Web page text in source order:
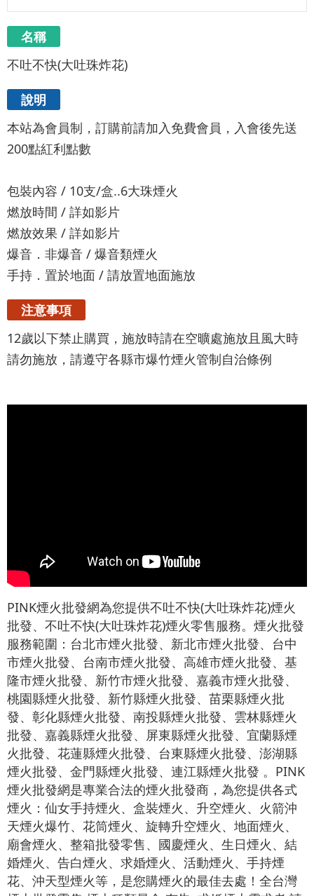
名稱
不吐不快(大吐珠炸花)
說明
本站為會員制，訂購前請加入免費會員，入會後先送
200點紅利點數
包裝內容 / 10支/盒..6大珠煙火
燃放時間 / 詳如影片
燃放效果 / 詳如影片
爆音．非爆音 / 爆音類煙火
手持．置於地面 / 請放置地面施放
注意事項
12歲以下禁止購買，施放時請在空曠處施放且風大時
請勿施放，請遵守各縣市爆竹煙火管制自治條例
PINK煙火批發網為您提供不吐不快(大吐珠炸花)煙火
批發、不吐不快(大吐珠炸花)煙火零售服務。煙火批發
服務範圍：台北市煙火批發、新北市煙火批發、台中
市煙火批發、台南市煙火批發、高雄市煙火批發、基
隆市煙火批發、新竹市煙火批發、嘉義市煙火批發、
桃園縣煙火批發、新竹縣煙火批發、苗栗縣煙火批
發、彰化縣煙火批發、南投縣煙火批發、雲林縣煙火
批發、嘉義縣煙火批發、屏東縣煙火批發、宜蘭縣煙
火批發、花蓮縣煙火批發、台東縣煙火批發、澎湖縣
煙火批發、金門縣煙火批發、連江縣煙火批發 。PINK
煙火批發網是專業合法的煙火批發商，為您提供各式
煙火：仙女手持煙火、盒裝煙火、升空煙火、火箭沖
天煙火爆竹、花筒煙火、旋轉升空煙火、地面煙火、
廟會煙火、整箱批發零售、國慶煙火、生日煙火、結
婚煙火、告白煙火、求婚煙火、活動煙火、手持煙
花、沖天型煙火等，是您購煙火的最佳去處！全台灣